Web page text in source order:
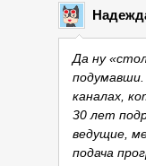
Да ну
каналах,
30 лет
ведущие,
подача